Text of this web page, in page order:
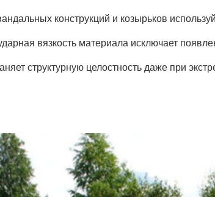
конструкций и козырьков
вязкость материала исключает
структурную целостность даже при